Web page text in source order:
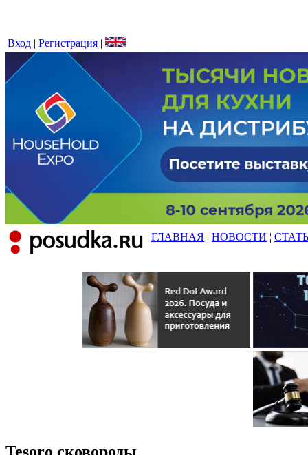
Вход | Регистрация |
ГЛАВНАЯ ¦ НОВОСТИ ¦